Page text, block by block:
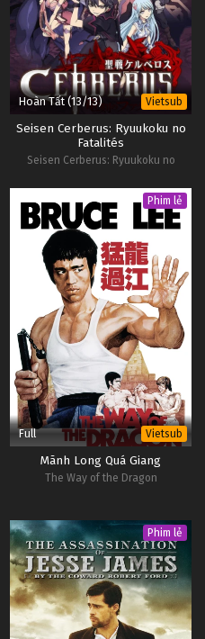
Hoàn Tất (13/13) Vietsub
Seisen Cerberus: Ryuukoku no
Fatalités
Seisen Cerberus: Ryuukoku no
Phim lẻ
Full Vietsub
Mãnh Long Quá Giang
The Way of the Dragon
Phim lẻ